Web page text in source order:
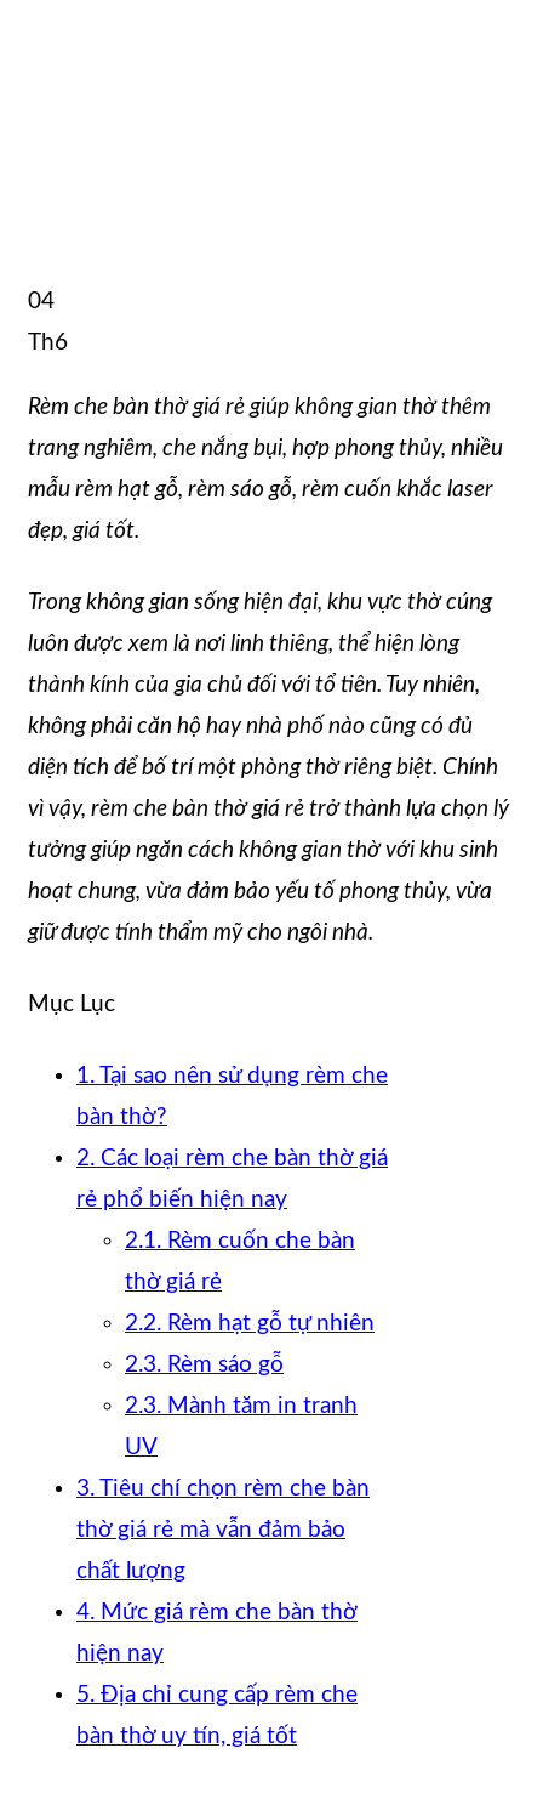
04
Th6
Rèm che bàn thờ giá rẻ giúp không gian thờ thêm
trang nghiêm, che nắng bụi, hợp phong thủy, nhiều
mẫu rèm hạt gỗ, rèm sáo gỗ, rèm cuốn khắc laser
đẹp, giá tốt.
Trong không gian sống hiện đại, khu vực thờ cúng
luôn được xem là nơi linh thiêng, thể hiện lòng
thành kính của gia chủ đối với tổ tiên. Tuy nhiên,
không phải căn hộ hay nhà phố nào cũng có đủ
diện tích để bố trí một phòng thờ riêng biệt. Chính
vì vậy, rèm che bàn thờ giá rẻ trở thành lựa chọn lý
tưởng giúp ngăn cách không gian thờ với khu sinh
hoạt chung, vừa đảm bảo yếu tố phong thủy, vừa
giữ được tính thẩm mỹ cho ngôi nhà.
Mục Lục
1. Tại sao nên sử dụng rèm che
bàn thờ?
2. Các loại rèm che bàn thờ giá
rẻ phổ biến hiện nay
2.1. Rèm cuốn che bàn
thờ giá rẻ
2.2. Rèm hạt gỗ tự nhiên
2.3. Rèm sáo gỗ
2.3. Mành tăm in tranh
UV
3. Tiêu chí chọn rèm che bàn
thờ giá rẻ mà vẫn đảm bảo
chất lượng
4. Mức giá rèm che bàn thờ
hiện nay
5. Địa chỉ cung cấp rèm che
bàn thờ uy tín, giá tốt